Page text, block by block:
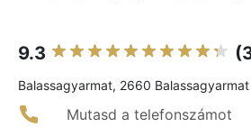
9.3
Balassagyarmat, 2660
Mutasd a telefonszámot